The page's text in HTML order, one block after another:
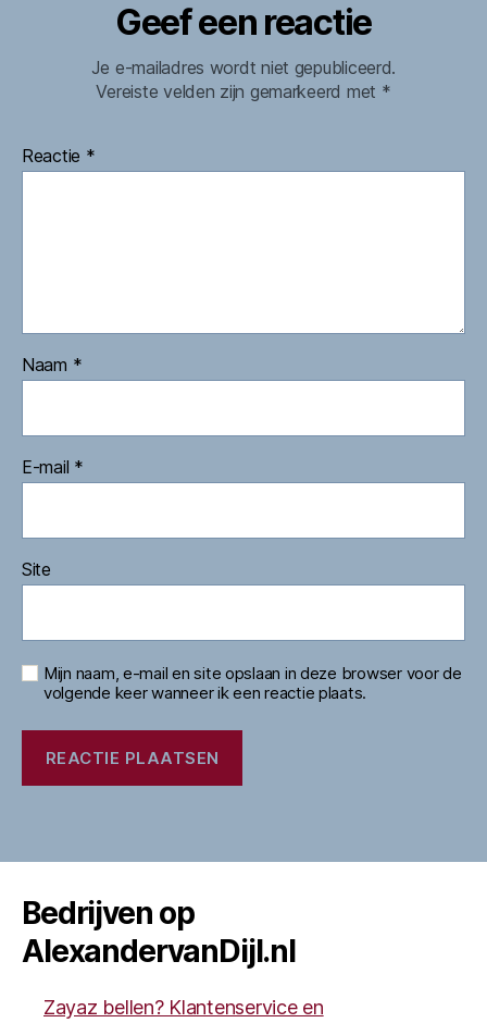
Geef een reactie
Je e-mailadres wordt niet gepubliceerd.
Vereiste velden zijn gemarkeerd met *
Reactie *
Naam *
E-mail *
Site
Mijn naam, e-mail en site opslaan in deze browser voor de
volgende keer wanneer ik een reactie plaats.
Bedrijven op
AlexandervanDijl.nl
Zayaz bellen? Klantenservice en